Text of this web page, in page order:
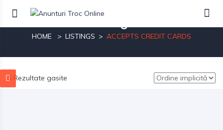
Listings
HOME LISTINGS ACCEPTS CREDIT CARDS
0 Rezultate gasite